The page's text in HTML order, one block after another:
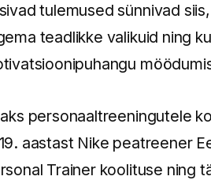
tulemused sünnivad
teadlikke valikuid ning
personaaltreeningutele
aastast Nike peatreener
Trainer koolituse ning